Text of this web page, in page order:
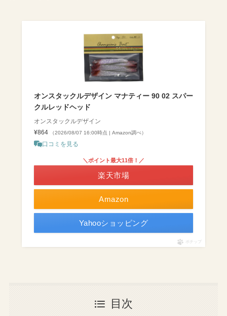
オンスタックルデザイン マナティー 90 02 スパー
クルレッドヘッド
オンスタックルデザイン
¥864
（2026/08/07 16:00時点 | Amazon調べ）
口コミを見る
Amazon
＼ポイント最大11倍！／
楽天市場
Yahooショッピング
ポチップ
目次